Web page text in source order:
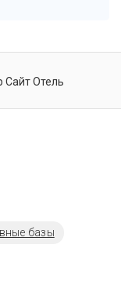
Сайт Отель
базы